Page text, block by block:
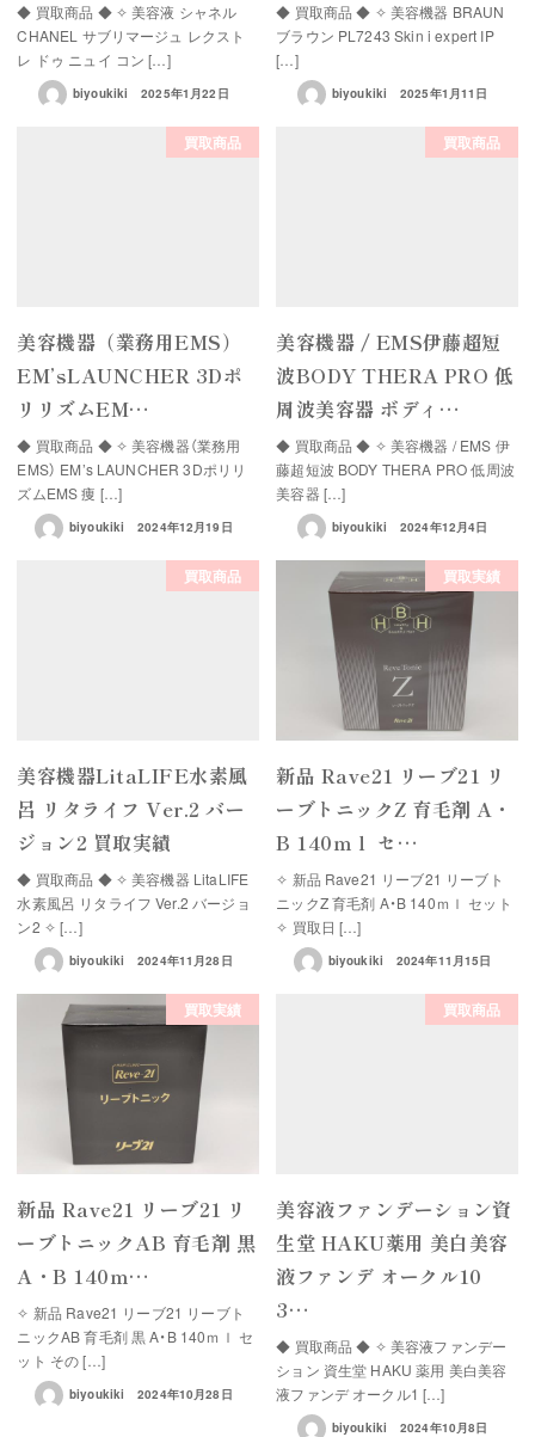
◆ 買取商品 ◆ ✧ 美容液 シャネル
CHANEL サブリマージュ レクスト
レ ドゥ ニュイ コン […]
biyoukiki 2025年1月22日
◆ 買取商品 ◆ ✧ 美容機器 BRAUN
ブラウン PL7243 Skin i expert IP
[…]
biyoukiki 2025年1月11日
買取商品
美容機器（業務用EMS）
EM’sLAUNCHER 3Dポ
リリズムEM…
◆ 買取商品 ◆ ✧ 美容機器（業務用
EMS） EM’s LAUNCHER 3Dポリリ
ズムEMS 痩 […]
biyoukiki 2024年12月19日
買取商品
美容機器 / EMS伊藤超短
波BODY THERA PRO 低
周波美容器 ボディ…
◆ 買取商品 ◆ ✧ 美容機器 / EMS 伊
藤超短波 BODY THERA PRO 低周波
美容器 […]
biyoukiki 2024年12月4日
買取商品
美容機器LitaLIFE水素風
呂 リタライフ Ver.2 バー
ジョン2 買取実績
◆ 買取商品 ◆ ✧ 美容機器 LitaLIFE
水素風呂 リタライフ Ver.2 バージョ
ン2 ✧ […]
biyoukiki 2024年11月28日
買取実績
新品 Rave21 リーブ21 リ
ーブトニックZ 育毛剤 A・
B 140ｍｌ セ…
✧ 新品 Rave21 リーブ21 リーブト
ニックZ 育毛剤 A・B 140ｍｌ セット
✧ 買取日 […]
biyoukiki 2024年11月15日
買取実績
新品 Rave21 リーブ21 リ
ーブトニックAB 育毛剤 黒
A・B 140ｍ…
✧ 新品 Rave21 リーブ21 リーブト
ニックAB 育毛剤 黒 A・B 140ｍｌ セ
ット その […]
biyoukiki 2024年10月28日
買取商品
美容液ファンデーション資
生堂 HAKU薬用 美白美容
液ファンデ オークル10
3…
◆ 買取商品 ◆ ✧ 美容液ファンデー
ション 資生堂 HAKU 薬用 美白美容
液ファンデ オークル1 […]
biyoukiki 2024年10月8日